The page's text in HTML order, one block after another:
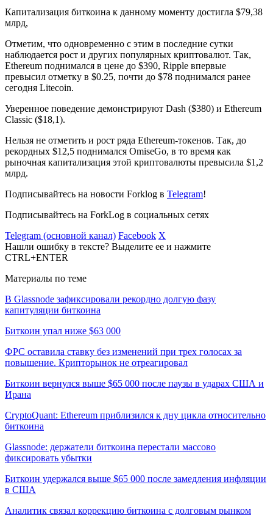
Капитализация биткоина к данному моменту достигла $79,38
млрд,
Отметим, что одновременно с этим в последние сутки
наблюдается рост и других популярных криптовалют. Так,
Ethereum поднимался в цене до $390, Ripple впервые
превысил отметку в $0.25, почти до $78 поднимался ранее
сегодня Litecoin.
Уверенное поведение демонстрируют Dash ($380) и Ethereum
Classic ($18,1).
Нельзя не отметить и рост ряда Ethereum-токенов. Так, до
рекордных $12,5 поднимался OmiseGo, в то время как
рыночная капитализация этой криптовалюты превысила $1,2
млрд.
Подписывайтесь на новости Forklog в Telegram!
Подписывайтесь на ForkLog в социальных сетях
Telegram (основной канал) Facebook X
Нашли ошибку в тексте? Выделите ее и нажмите
CTRL+ENTER
Материалы по теме
В Glassnode зафиксировали рекордно долгую фазу
капитуляции биткоина
Биткоин упал ниже $63 000
ФРС оставила ставку без изменений при трех голосах за
повышение. Крипторынок не отреагировал
Биткоин вернулся выше $65 000 после паузы в ударах США и
Ирана
CryptoQuant: Ethereum приблизился к дну цикла относительно
биткоина
Glassnode: держатели биткоина перестали массово
фиксировать убытки
Биткоин удержался выше $65 000 после замедления инфляции
в США
Аналитик связал коррекцию биткоина с долговым рынком